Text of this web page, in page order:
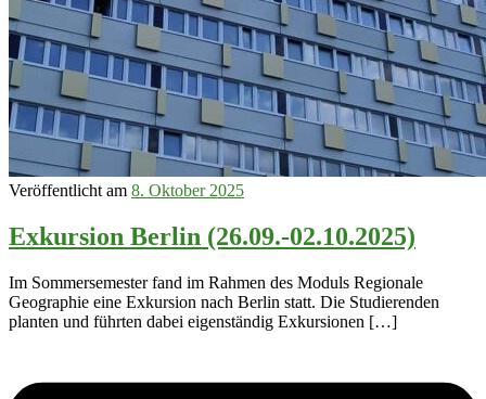
Veröffentlicht am 8. Oktober 2025
Exkursion Berlin (26.09.-02.10.2025)
Im Sommersemester fand im Rahmen des Moduls Regionale
Geographie eine Exkursion nach Berlin statt. Die Studierenden
planten und führten dabei eigenständig Exkursionen […]